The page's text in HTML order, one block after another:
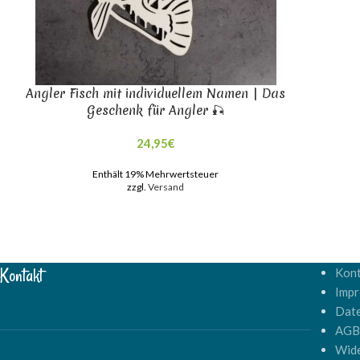
Angler Fisch mit individuellem Namen | Das
Geschenk für Angler 🎣
24,95€
Enthält 19% Mehrwertsteuer
zzgl.Versand
Kontakt
AGB